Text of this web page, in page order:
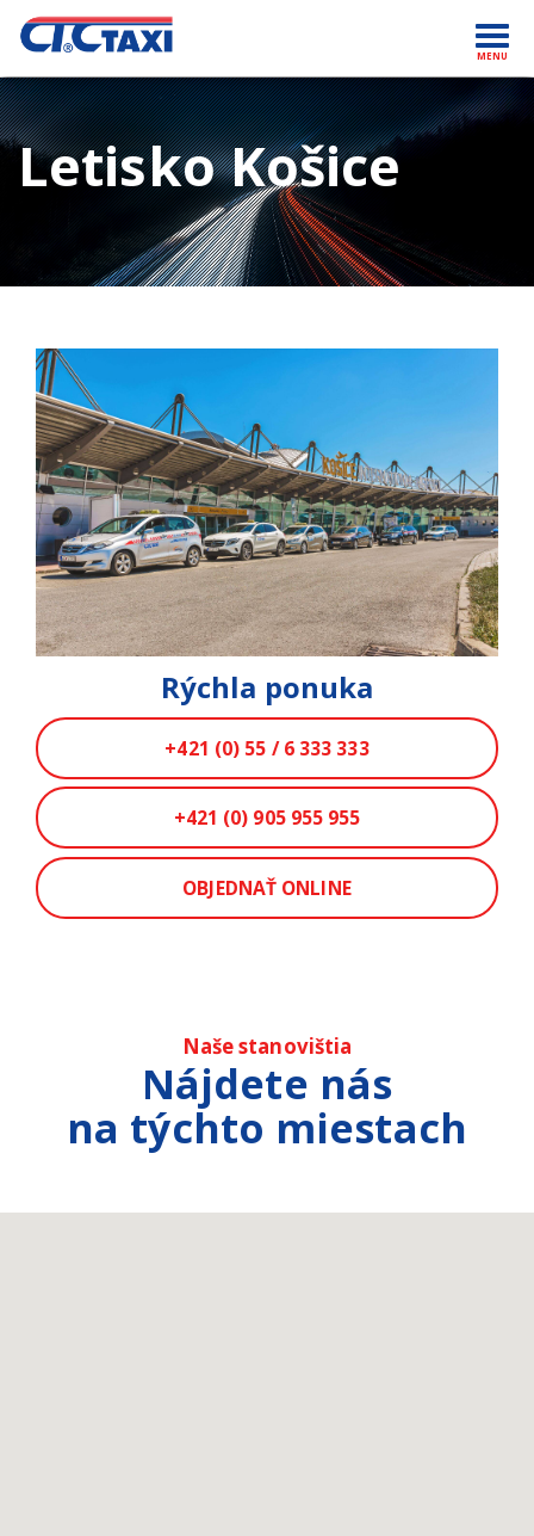
MENU
Letisko Košice
Rýchla ponuka
+421 (0) 55 / 6 333 333
+421 (0) 905 955 955
OBJEDNAŤ ONLINE
Naše stanovištia
Nájdete nás
na týchto miestach